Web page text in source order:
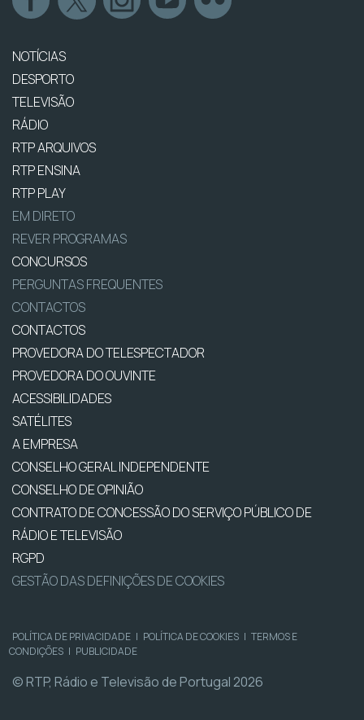
NOTÍCIAS
DESPORTO
TELEVISÃO
RÁDIO
RTP ARQUIVOS
RTP ENSINA
RTP PLAY
EM DIRETO
REVER PROGRAMAS
CONCURSOS
PERGUNTAS FREQUENTES
CONTACTOS
CONTACTOS
PROVEDORA DO TELESPECTADOR
PROVEDORA DO OUVINTE
ACESSIBILIDADES
SATÉLITES
A EMPRESA
CONSELHO GERAL INDEPENDENTE
CONSELHO DE OPINIÃO
CONTRATO DE CONCESSÃO DO SERVIÇO PÚBLICO DE
RÁDIO E TELEVISÃO
RGPD
GESTÃO DAS DEFINIÇÕES DE COOKIES
POLÍTICA DE PRIVACIDADE | POLÍTICA DE COOKIES | TERMOS E
CONDIÇÕES | PUBLICIDADE
© RTP, Rádio e Televisão de Portugal 2026